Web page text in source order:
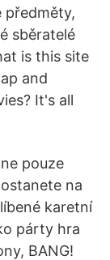
předměty,
sběratelé
is this site
and
It's all
pouze
na
karetní
párty hra
BANG!